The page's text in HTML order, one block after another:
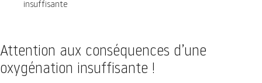
insuffisante
Attention aux conséquences d’une
oxygénation insuffisante !